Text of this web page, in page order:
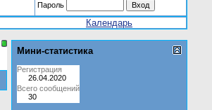
Пароль
Календарь
Мини-статистика
Регистрация
26.04.2020
Всего сообщений
30